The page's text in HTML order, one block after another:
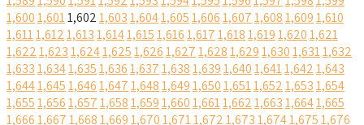
1,6001,6011,6021,6031,6041,6051,6061,6071,6081,6091,610
1,6111,6121,6131,6141,6151,6161,6171,6181,6191,6201,621
1,6221,6231,6241,6251,6261,6271,6281,6291,6301,6311,632
1,6331,6341,6351,6361,6371,6381,6391,6401,6411,6421,643
1,6441,6451,6461,6471,6481,6491,6501,6511,6521,6531,654
1,6551,6561,6571,6581,6591,6601,6611,6621,6631,6641,665
1,6661,6671,6681,6691,6701,6711,6721,6731,6741,6751,676